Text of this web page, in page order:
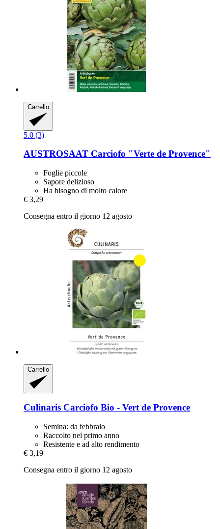
Carrello
5.0 (3)
AUSTROSAAT Carciofo "Verte de Provence"
Foglie piccole
Sapore delizioso
Ha bisogno di molto calore
€ 3,29
Consegna entro il giorno 12 agosto
Carrello
Culinaris Carciofo Bio -​ Vert de Provence
Semina: da febbraio
Raccolto nel primo anno
Resistente e ad alto rendimento
€ 3,19
Consegna entro il giorno 12 agosto